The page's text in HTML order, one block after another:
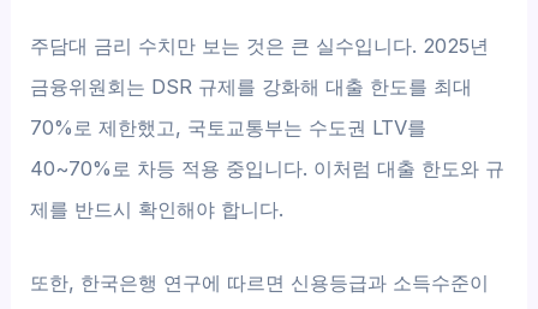
주담대 금리 수치만 보는 것은 큰 실수입니다. 2025년
금융위원회는 DSR 규제를 강화해 대출 한도를 최대
70%로 제한했고, 국토교통부는 수도권 LTV를
40~70%로 차등 적용 중입니다. 이처럼 대출 한도와 규
제를 반드시 확인해야 합니다.
또한, 한국은행 연구에 따르면 신용등급과 소득수준이